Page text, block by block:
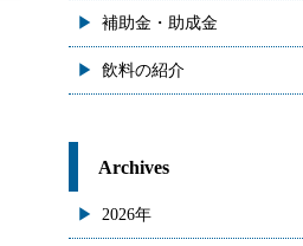
補助金・助成金
飲料の紹介
Archives
2026年